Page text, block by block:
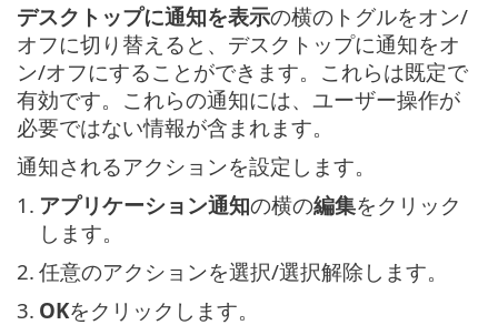
デスクトップに通知を表示の横のトグルをオン/
オフに切り替えると、デスクトップに通知をオ
ン/オフにすることができます。これらは既定で
有効です。これらの通知には、ユーザー操作が
必要ではない情報が含まれます。
通知されるアクションを設定します。
1. アプリケーション通知の横の編集をクリック
します。
2. 任意のアクションを選択/選択解除します。
3. OKをクリックします。